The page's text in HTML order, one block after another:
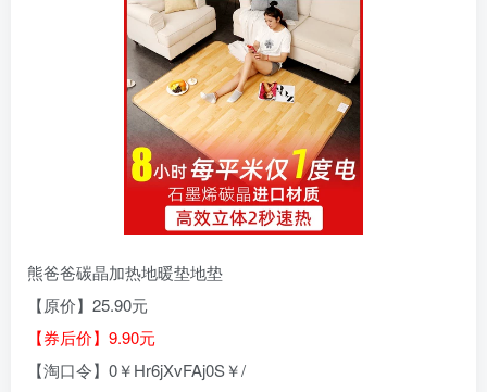
熊爸爸碳晶加热地暖垫地垫
【原价】25.90元
【券后价】9.90元
【淘口令】0￥Hr6jXvFAj0S￥/